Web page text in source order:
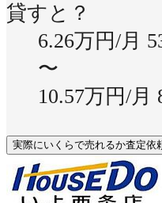
貸すと？
6.26万円/月
〜
10.57万円/月
実際にいくらで売れるか査定依